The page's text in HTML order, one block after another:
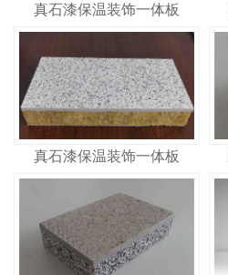
真石漆保温装饰一体板
真石漆保温装饰一体板